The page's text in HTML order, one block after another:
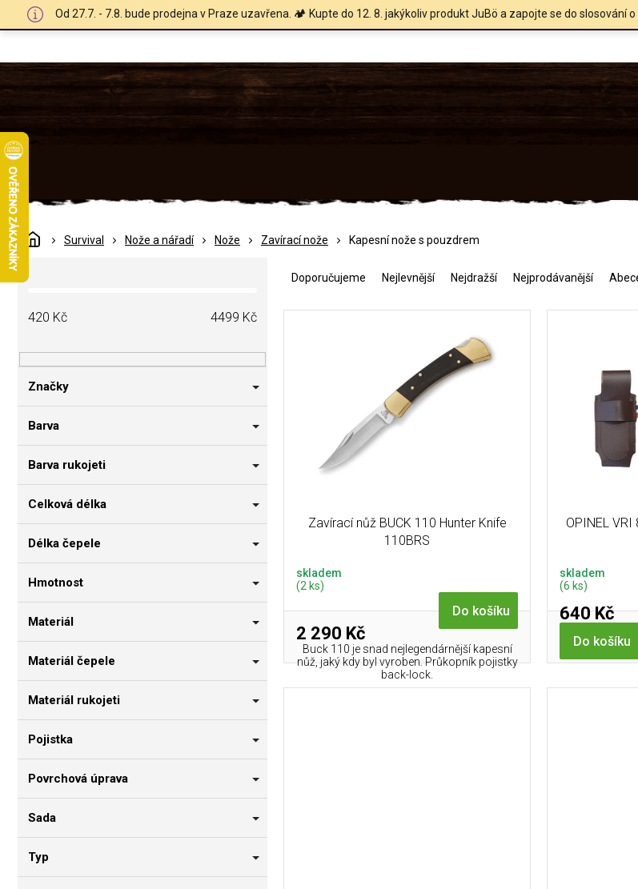
Od 27.7. - 7.8. bude prodejna v Praze uzavřena. 🏕️ Kupte do 12. 8. jakýkoliv produkt JuBö a zapojte se do slosování
DomůSurvival Nože a nářadí Nože Zavírací nože Kapesní nože s pouzdrem
P
o
a
n
í
a
420 Kč 4499 Kč
Značky
Barva
Barva rukojeti
Celková délka
Délka čepele
Hmotnost
Materiál
Materiál čepele
Materiál rukojeti
Pojistka
Povrchová úprava
Sada
Typ
e
Doporučujeme Nejlevnější Nejdražší Nejprodávanější
Zavírací nůž BUCK 110 Hunter Knife
110BRS
skladem
(2 ks)
2 290 Kč
Do košíku
Buck 110 je snad nejlegendárnější kapesní
nůž, jaký kdy byl vyroben. Průkopník pojistky
back-lock.
OPINEL
skladem
(6 ks)
640 Kč
Do košíku